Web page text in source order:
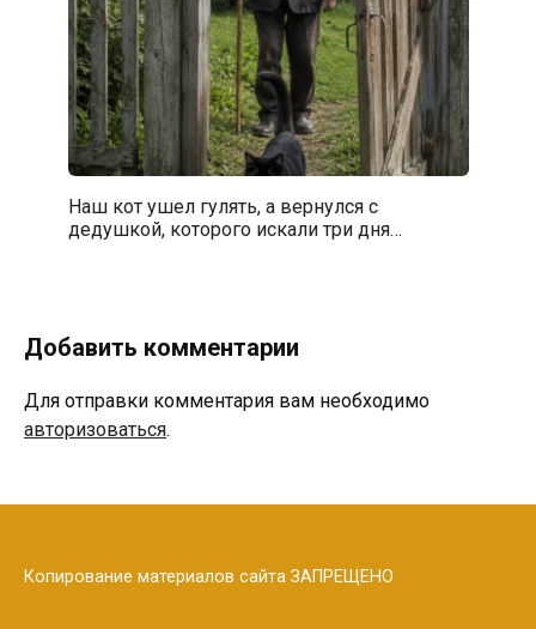
Наш кот ушел гулять, а вернулся с
дедушкой, которого искали три дня…
Добавить комментарии
Для отправки комментария вам необходимо
авторизоваться.
Копирование материалов сайта ЗАПРЕЩЕНО